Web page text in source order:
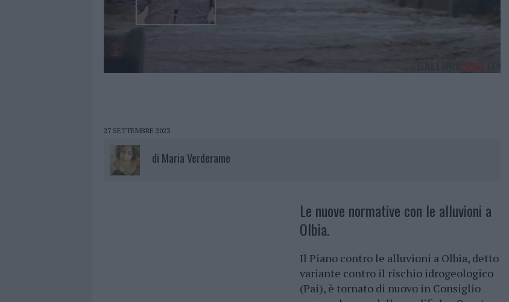
27 SETTEMBRE 2023
di Maria Verderame
Le nuove normative con le alluvioni a
Olbia.
Il Piano contro le alluvioni a Olbia, detto
variante contro il rischio idrogeologico
(Pai), è tornato di nuovo in Consiglio